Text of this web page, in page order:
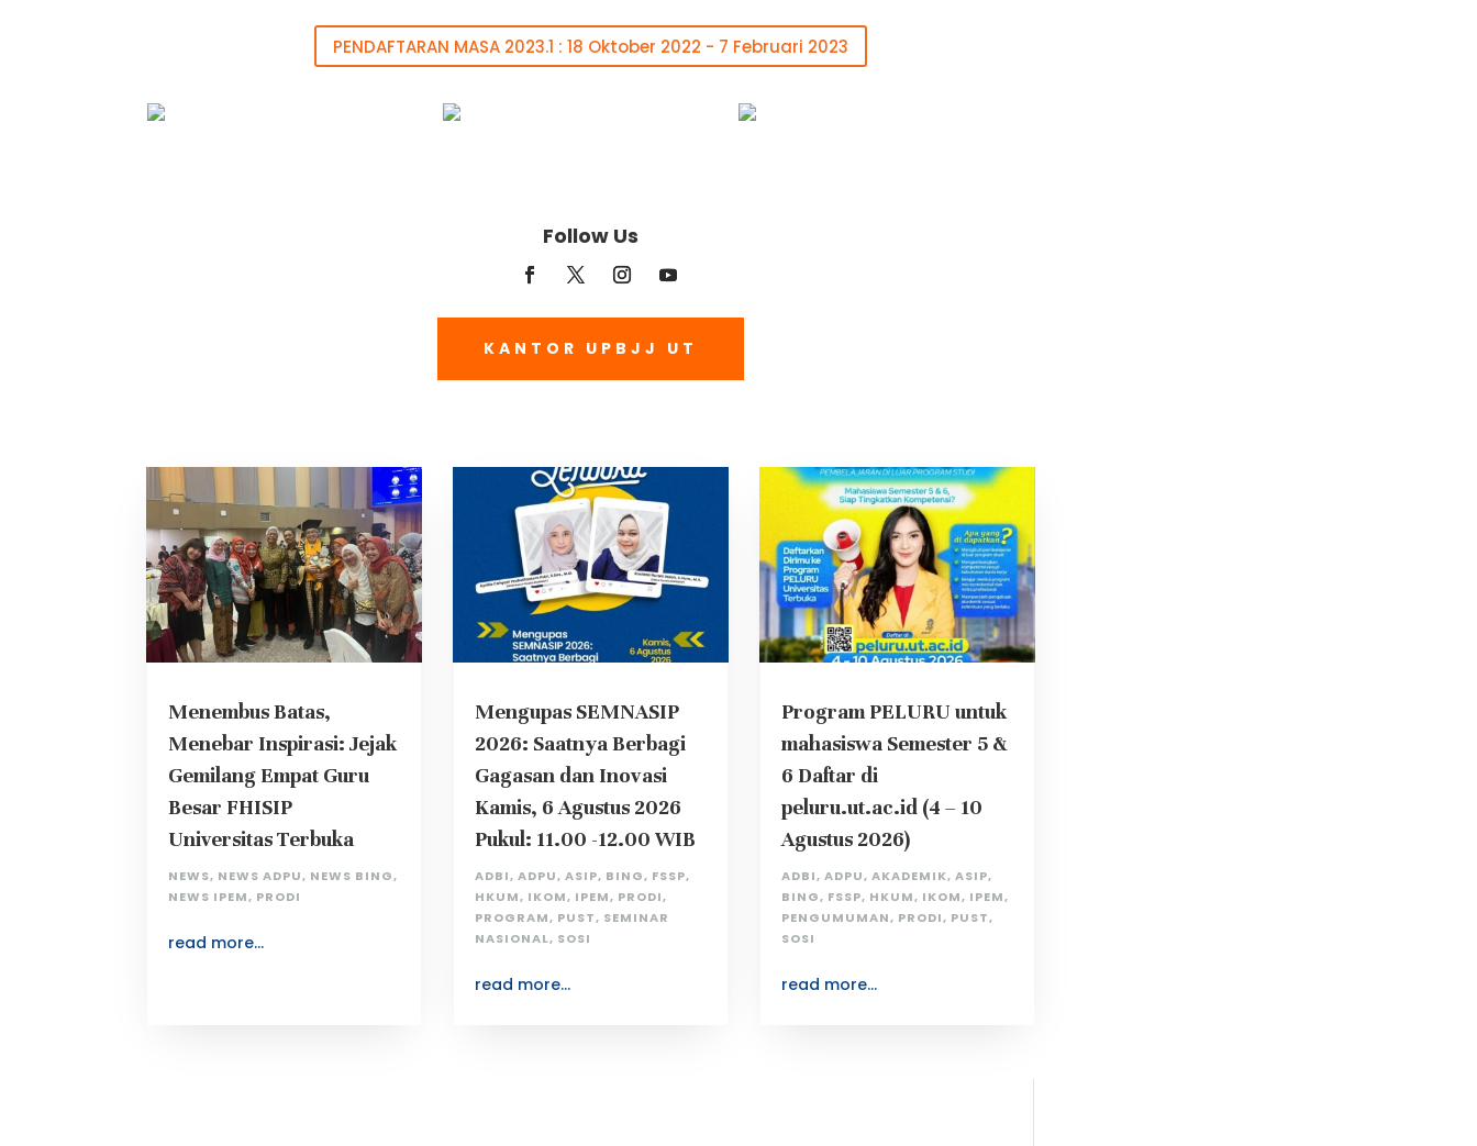
PENDAFTARAN MASA 2023.1 : 18 Oktober 2022 - 7 Februari 2023
Follow Us
KANTOR UPBJJ UT
Menembus Batas,
Menebar Inspirasi: Jejak
Gemilang Empat Guru
Besar FHISIP
Universitas Terbuka
NEWS, NEWS ADPU, NEWS BING,
NEWS IPEM, PRODI
read more...
Mengupas SEMNASIP
2026: Saatnya Berbagi
Gagasan dan Inovasi
Kamis, 6 Agustus 2026
Pukul: 11.00 -12.00 WIB
ADBI,ADPU,ASIP, BING, FSSP,
HKUM, IKOM, IPEM, PRODI,
PROGRAM, PUST, SEMINAR
NASIONAL, SOSI
read more...
Program PELURU untuk
mahasiswa Semester 5 &
6 Daftar di
peluru.ut.ac.id (4 – 10
Agustus 2026)
ADBI, ADPU, AKADEMIK, ASIP,
BING, FSSP, HKUM, IKOM, IPEM,
PENGUMUMAN, PRODI, PUST,
SOSI
read more...